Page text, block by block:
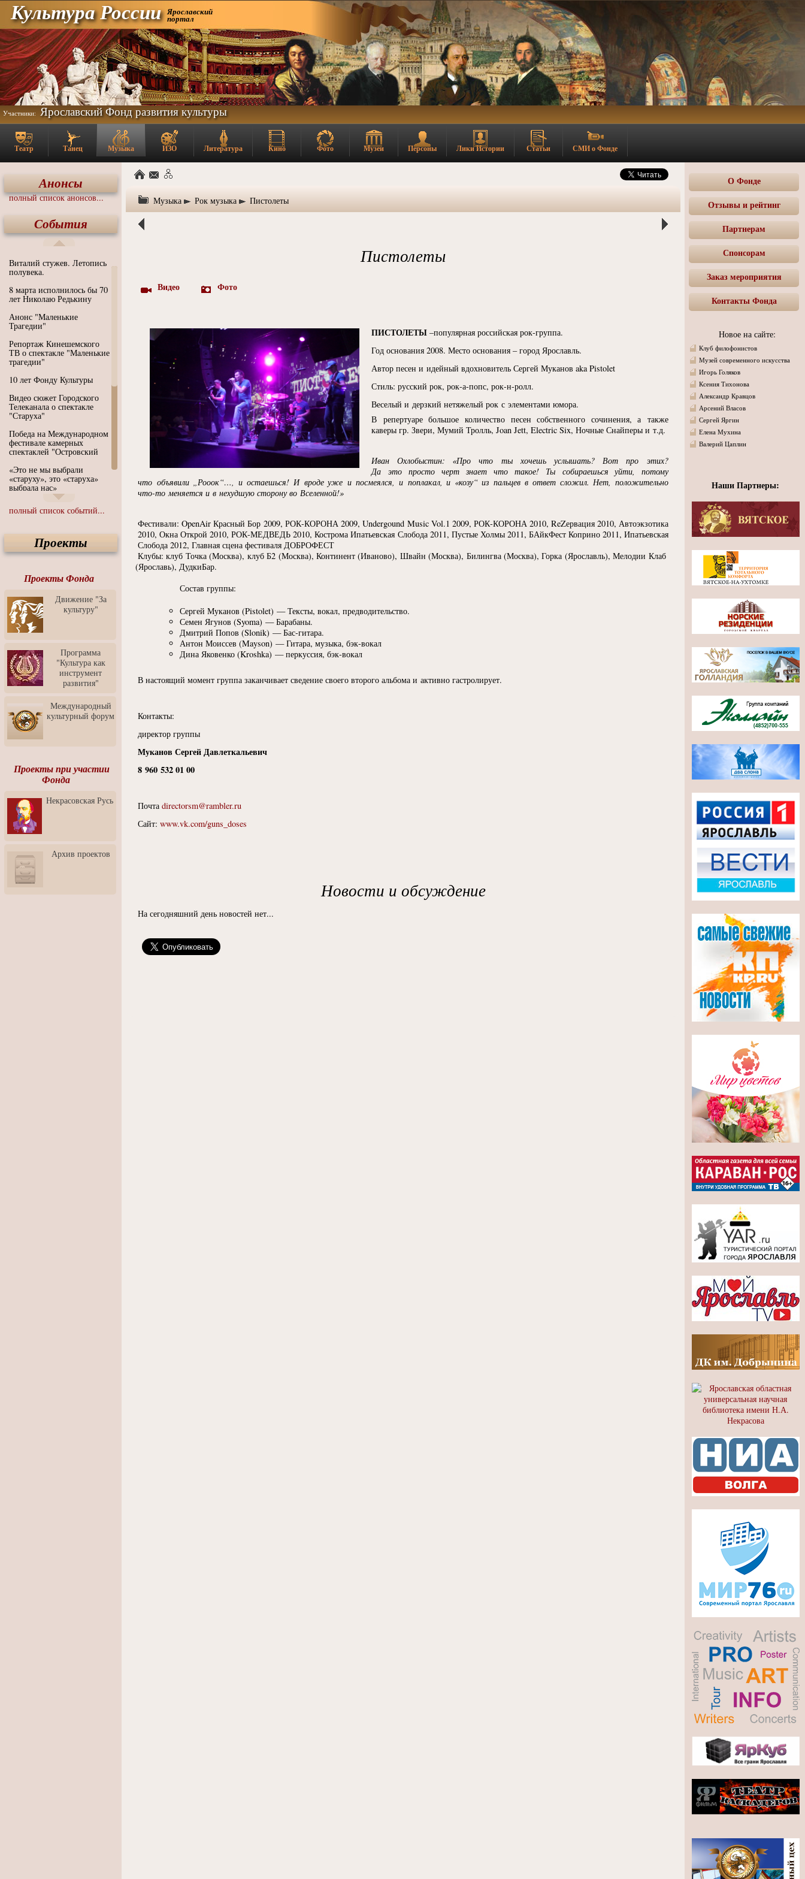
Культура России Ярославский
портал
Участники: Ярославский Фонд развития культуры
Театр Танец Музыка ИЗО Литература Кино Фото Музеи Персоны Лики Истории Статьи СМИ о Фонде
Анонсы
полный список анонсов...
События
Виталий стужев. Летопись
полувека.
8 марта исполнилось бы 70
лет Николаю Редькину
Анонс "Маленькие
Трагедии"
Репортаж Кинешемского
ТВ о спектакле "Маленькие
трагедии"
10 лет Фонду Культуры
Видео сюжет Городского
Телеканала о спектакле
"Старуха"
Победа на Международном
фестивале камерных
спектаклей "Островский
«Это не мы выбрали
«старуху», это «старуха»
выбрала нас»
Иммерсивный спектакль
"Язык чистого полета
Спектакль "Крик" в Музее
Современного Искусства
современного искусства от
Медиа-школа "ФОКУС"
Моноспектакль
"Вертинский. Исповедь
Барона"
"Притяжение" в центре
ЛЕКСУС - ЯРОСЛАВЛЬ
Презентация выставки
Зураба Церетели
Пресс-конференция к
открытию выставки Зураба
Церетели
Фестиваль уличной
Отчётный концерт детского
театра танца "Задоринка"
Профессионалов - Эпизод
3: Обусловленности
человека и их влияние на
карьеру
скульптором Дмитрием
Тугариновым
АртБульвар в День города
полный список событий...
Проекты
Проекты Фонда
Движение "За
культуру"
Программа
"Культура как
инструмент
развития"
Международный
культурный форум
Проекты при участии
Фонда
Некрасовская Русь
Архив проектов
Музыка Рок музыка Пистолеты
Пистолеты
Видео Фото
ПИСТОЛЕТЫ –популярная российская рок-группа.
Год основания 2008. Место основания – город Ярославль.
Автор песен и идейный вдохновитель Сергей Муканов aka Pistolet
Стиль: русский рок, рок-а-попс, рок-н-ролл.
Веселый и дерзкий нетяжелый рок с элементами юмора.
В репертуаре большое количество песен собственного сочинения, а также
каверы гр. Звери, Мумий Тролль, Joan Jett, Electric Six, Ночные Снайперы и т.д.
Иван Охлобыстин: «Про что ты хочешь услышать? Вот про этих?
Да это просто черт знает что такое! Ты собираешься уйти, потому
что объявили „Рооок“…, и остаешься! И вроде уже и посмеялся, и поплакал, и «козу“ из пальцев в ответ сложил. Нет, положительно
что-то меняется и в нехудшую сторону во Вселенной!»
Фестивали: OpenAir Красный Бор 2009, РОК-КОРОНА 2009, Undergound Music Vol.1 2009, РОК-КОРОНА 2010, ReZервация 2010, Автоэкзотика
2010, Окна Открой 2010, РОК-МЕДВЕДЬ 2010, Кострома Ипатьевская Слобода 2011, Пустые Холмы 2011, БАйкФест Коприно 2011, Ипатьевская
Слобода 2012, Главная сцена фестиваля ДОБРОФЕСТ
Клубы: клуб Точка (Москва), клуб Б2 (Москва), Континент (Иваново), Швайн (Москва), Билингва (Москва), Горка (Ярославль), Мелодии Клаб
(Ярославь), ДудкиБар.
Состав группы:
Сергей Муканов (Pistolet) — Тексты, вокал, предводительство.
Семен Ягунов (Syoma) — Барабаны.
Дмитрий Попов (Slonik) — Бас-гитара.
Антон Моиссев (Mayson) — Гитара, музыка, бэк-вокал
Дина Яковенко (Kroshka) — перкуссия, бэк-вокал
В настоящий момент группа заканчивает сведение своего второго альбома и активно гастролирует.
Контакты:
директор группы
Муканов Сергей Давлеткальевич
8 960 532 01 00
Почта directorsm@rambler.ru
Сайт: www.vk.com/guns_doses
Новости и обсуждение
На сегодняшний день новостей нет...
О Фонде
Отзывы и рейтинг
Партнерам
Спонсорам
Заказ мероприятия
Контакты Фонда
Новое на сайте:
Клуб филофонистов
Музей современного искусства
Игорь Голяков
Ксения Тихонова
Александр Кравцов
Арсений Власов
Сергей Яргин
Елена Мухина
Валерий Цаплин
Наши Партнеры: